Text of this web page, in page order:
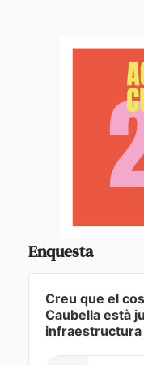
Enquesta
Creu que el
Caubella està
infraestructura